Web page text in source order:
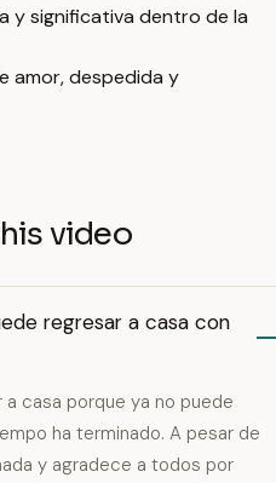
y significativa dentro de la
amor, despedida y
video
regresar a casa con
casa porque ya no puede
ha terminado. A pesar de
y agradece a todos por